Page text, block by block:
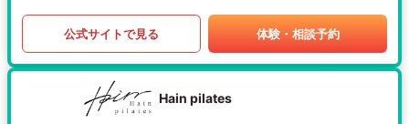
公式サイトで見る 体験・相談予約
Hain pilates